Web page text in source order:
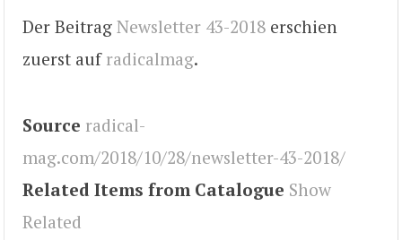
Der Beitrag Newsletter 43-2018 erschien
zuerst auf radicalmag.
Source radical-
mag.com/2018/10/28/newsletter-43-2018/
Related Items from Catalogue Show
Related